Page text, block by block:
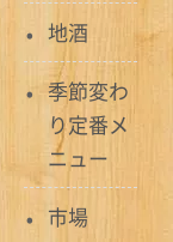
地酒
季節変わ
り定番メ
ニュー
市場